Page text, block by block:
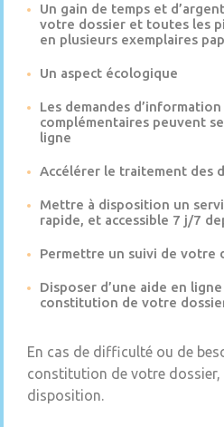
Un gain de temps et
votre dossier et toutes les
en plusieurs exemplaires
Un aspect écologique
Les demandes
complémentaires peuvent
ligne
Accélérer le traitement des
Mettre à disposition un
rapide, et accessible 7 j/7
Permettre un suivi de votre
Disposer d’une aide en
constitution de votre
En cas de difficulté ou de
constitution de votre
disposition.